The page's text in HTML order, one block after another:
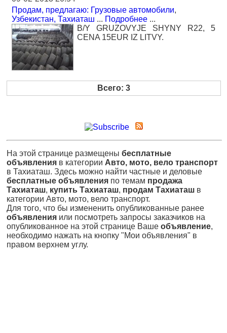
Продам, предлагаю: Грузовые автомобили,
Узбекистан, Тахиаташ ... Подробнее ...
B/Y GRUZOVYJE SHYNY R22, 5
CENA 15EUR IZ LITVY.
Всего: 3
На этой странице размещены бесплатные
объявления в категории Авто, мото, вело транспорт
в Тахиаташ. Здесь можно найти частные и деловые
бесплатные объявления по темам продажа
Тахиаташ, купить Тахиаташ, продам Тахиаташ в
категории Авто, мото, вело транспорт.
Для того, что бы измененить опубликованные ранее
объявления или посмотреть запросы заказчиков на
опубликованное на этой странице Ваше объявление,
необходимо нажать на кнопку "Мои объявления" в
правом верхнем углу.